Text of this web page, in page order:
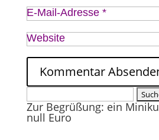
E-Mail-Adresse *
Website
nach:
Zur Begrüßung: ein
null Euro